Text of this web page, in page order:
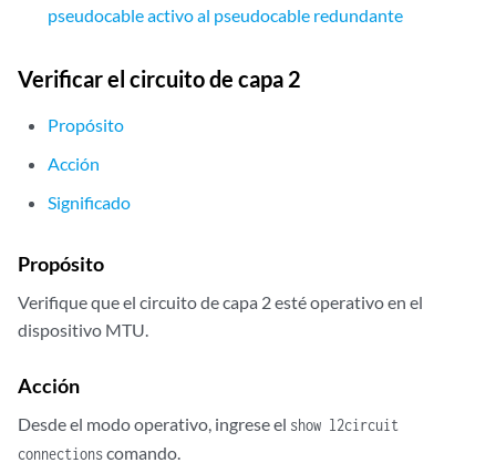
pseudocable activo al pseudocable redundante
Verificar el circuito de capa 2
Propósito
Acción
Significado
Propósito
Verifique que el circuito de capa 2 esté operativo en el
dispositivo MTU.
Acción
Desde el modo operativo, ingrese el show l2circuit
connectionscomando.